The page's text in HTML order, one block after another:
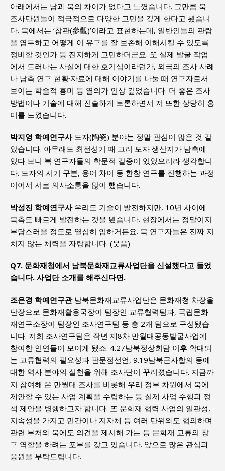
아래에서는 남과 북의 차이가 없다고 느꼈습니다. 그만큼 북
조사단원들이 적극적으로 다양한 고민을 깊게 한다고 봤습니
다. 북에서는 ‘참관(參觀)’이라고 표현하는데, 일반인들의 관람
을 염두하고 어떻게 이 유구를 잘 보존해 이해시킬 수 있도록
정비할 것인가 등 진지하게 고민하더군요. 또 실제 발굴 작업
에서 드러나는 사실에 대한 호기심이라던가, 외국의 조사 사례
나 남측 연구 현황·자료에 대해 이야기를 나눌 때 연구자로서
보이는 학술적 흥미 등 열의가 인상 깊었습니다. 더 좋은 조사
방법이나 기술에 대해 진솔하게 토론하면서 저 또한 상당히 흥
미를 느꼈습니다.
박지영 학예연구사도자(陶瓷) 분야는 정말 관심이 많은 것 같
았습니다. 아무래도 최전성기 때 고려 도자 생산지가 남측에
있다 보니 북 연구자들의 학문적 갈증이 있었으리라 생각합니
다. 도자의 시기 구분, 용어 차이 등 한참 연구를 진행하는 과정
이어서 서로 의사소통을 많이 했습니다.
박성진 학예연구사우리도 기술이 발전하지만, 10년 사이에
북측도 빠르게 발전하는 것을 봤습니다. 현장에서는 정말이지
부담스러울 정도로 열심히 임하거든요. 북 연구자들은 진짜 지
치지 않는 체력을 자랑합니다. (웃음)
Q7. 문화재청에서 남북문화재교류사업단을 신설했다고 들었
습니다. 사업단 소개를 해주신다면.
조은경 학예연구관남북문화재교류사업단은 문화재청 차장을
단장으로 문화재활용국장이 팀장인 교류협력팀과, 국립문화
재연구소장이 팀장인 조사연구팀 등 총 2개 팀으로 구성됐습
니다. 저희 조사연구팀은 작년 제8차 만월대공동발굴사업에
참여한 인연들이 모이게 됐죠. 4.27남북정상회담 이후 확대되
는 교류협력의 필요성과 판문점선언, 9.19남북군사합의 등에
대한 역사 분야의 실천을 위해 조사단이 꾸려졌습니다. 지금까
지 참여해 온 만월대 조사를 비롯해 우리 정부 차원에서 북에
제안할 수 있는 사업 계획을 수립하는 등 실제 사업 수행과 정
책 제안을 병행하고자 합니다. 또 문화재 협력 사업의 일관성,
지속성을 가지고 민간이나 지자체 등 여러 단위와도 협의하며
관련 부처와 북에도 의견을 제시해 가는 등 문화재 교류의 창
구 역할을 하려는 포부를 갖고 있습니다. 앞으로 많은 관심과
응원을 부탁드립니다.